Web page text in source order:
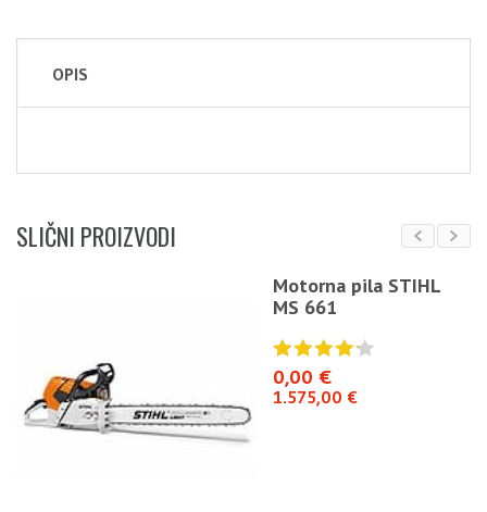
OPIS
SLIČNI PROIZVODI
Motorna pila STIHL
MS 661
0,00 €
1.575,00 €